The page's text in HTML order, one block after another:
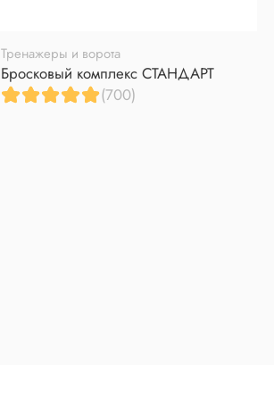
Тренажеры и ворота
Бросковый комплекс СТАНДАРТ
(700)